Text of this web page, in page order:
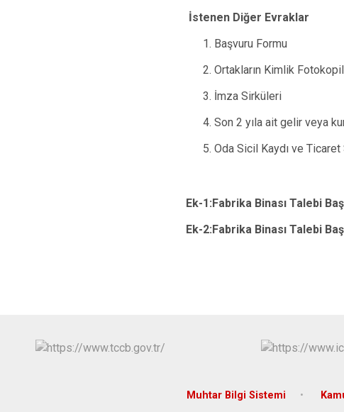
İstenen Diğer Evraklar
Başvuru Formu
Ortakların Kimlik
İmza Sirküleri
Son 2 yıla ait gelir veya
Oda Sicil Kaydı ve
Ek-1:Fabrika Binası Talebi
Ek-2:Fabrika Binası Talebi
Muhtar Bilgi Sistemi